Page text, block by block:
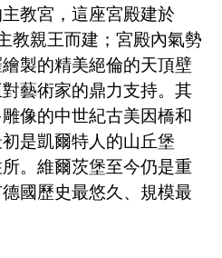
教宮，這座宮殿建於
教親王而建；宮殿內氣勢
製的精美絕倫的天頂壁
藝術家的鼎力支持。其
像的中世紀古美因橋和
是凱爾特人的山丘堡
。維爾茨堡至今仍是重
國歷史最悠久、規模最